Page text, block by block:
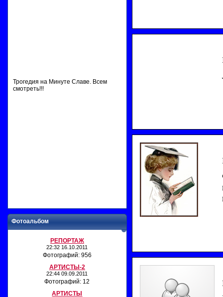
Трогедия на Минуте Славе. Всем
смотреть!!!
Фотоальбом
РЕПОРТАЖ
22:32 16.10.2011
Фотографий: 956
АРТИСТЫ-2
22:44 09.09.2011
Фотографий: 12
АРТИСТЫ